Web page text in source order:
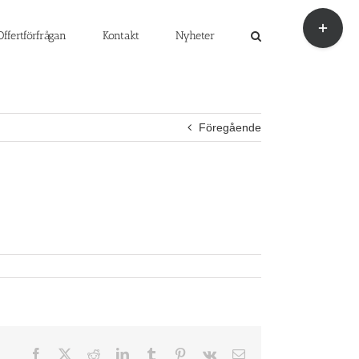
Kontakt Nyheter
Föregående
Facebook RedditLinkedInTumblr Pinterest
Vk E-
Byt
glidfält